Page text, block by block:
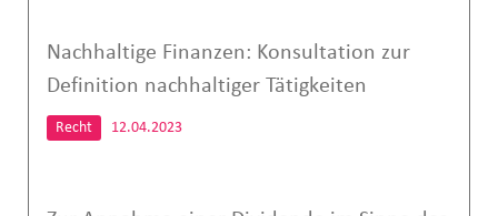
Nachhaltige Finanzen: Konsultation zur
Definition nachhaltiger Tätigkeiten
Recht 12.04.2023